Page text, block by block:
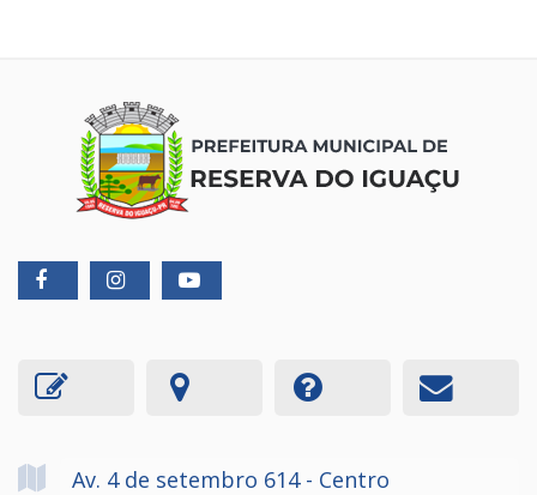
Av. 4 de setembro 614 - Centro